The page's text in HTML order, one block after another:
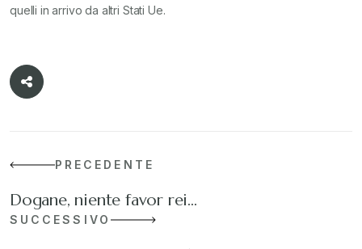
quelli in arrivo da altri Stati Ue.
PRECEDENTE
Dogane, niente favor rei…
SUCCESSIVO